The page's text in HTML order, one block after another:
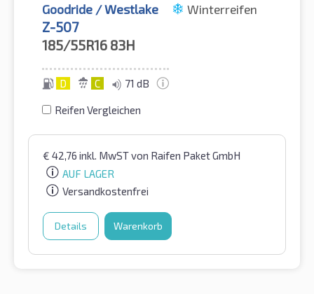
Goodride / Westlake Winterreifen
Z-507
185/55R16 83H
D C 71 dB
Reifen Vergleichen
€ 42,76 inkl. MwSTvon Raifen Paket GmbH
AUF LAGER
Versandkostenfrei
Details Warenkorb